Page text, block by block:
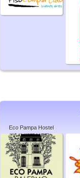
Eco Pampa Hostel